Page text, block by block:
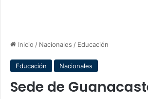
Inicio / Nacionales / Educación
Educación Nacionales
Sede de